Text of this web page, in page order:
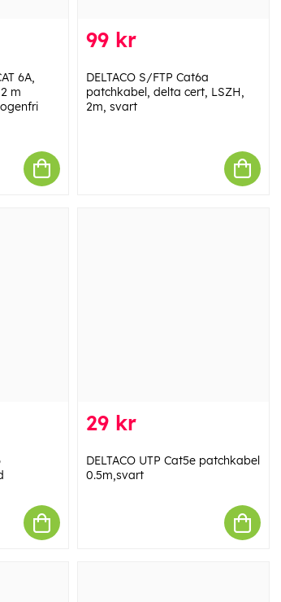
6A,
m
99 kr
DELTACO S/FTP Cat6a
patchkabel, delta cert, LSZH,
2m, svart
29 kr
DELTACO UTP Cat5e patchkabel
0.5m,svart